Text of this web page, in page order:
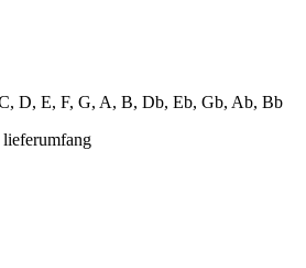
D, E, F, G, A, B, Db, Eb, Gb, Ab, Bb